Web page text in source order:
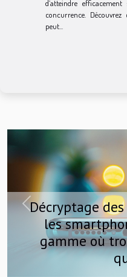
d’atteindre
concurrence.
peut...
Décryptage
les
gamme où
Previous